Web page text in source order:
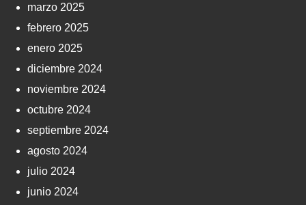
marzo 2025
febrero 2025
enero 2025
diciembre 2024
noviembre 2024
octubre 2024
septiembre 2024
agosto 2024
julio 2024
junio 2024